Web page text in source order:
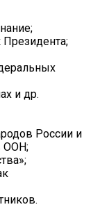
Президента;
и др.
России и
ООН;